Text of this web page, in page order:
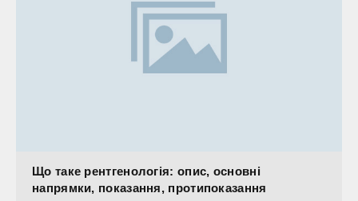
Що таке рентгенологія: опис, основні
напрямки, показання, протипоказання